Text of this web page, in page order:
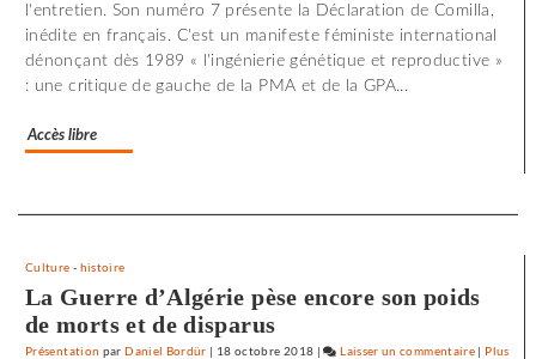
l'entretien. Son numéro 7 présente la Déclaration de Comilla,
inédite en français. C'est un manifeste féministe international
dénonçant dès 1989 « l'ingénierie génétique et reproductive »
: une critique de gauche de la PMA et de la GPA...
Accès libre
Separateur
Culture - histoire
La Guerre d’Algérie pèse encore son poids
de morts et de disparus
Présentation parDaniel Bordür | 18 octobre 2018 | Laisser un commentaire on
| Plus